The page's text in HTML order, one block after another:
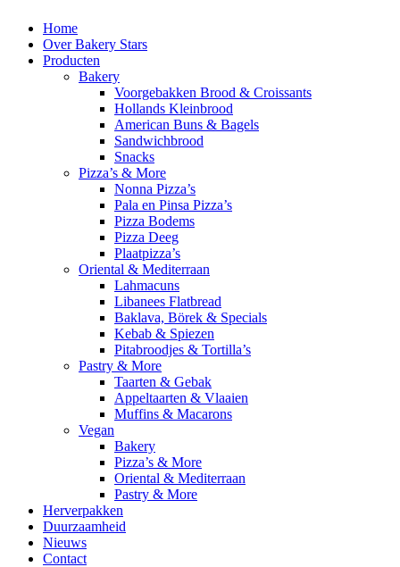
Home
Over Bakery Stars
Producten
Bakery
Voorgebakken Brood & Croissants
Hollands Kleinbrood
American Buns & Bagels
Sandwichbrood
Snacks
Pizza’s & More
Nonna Pizza’s
Pala en Pinsa Pizza’s
Pizza Bodems
Pizza Deeg
Plaatpizza’s
Oriental & Mediterraan
Lahmacuns
Libanees Flatbread
Baklava, Börek & Specials
Kebab & Spiezen
Pitabroodjes & Tortilla’s
Pastry & More
Taarten & Gebak
Appeltaarten & Vlaaien
Muffins & Macarons
Vegan
Bakery
Pizza’s & More
Oriental & Mediterraan
Pastry & More
Herverpakken
Duurzaamheid
Nieuws
Contact